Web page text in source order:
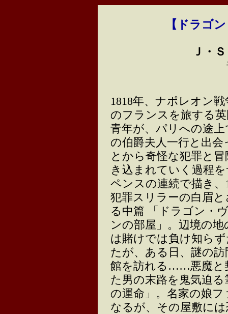
【ドラゴ
Ｊ・
1818年、ナポレオン戦
のフランスを旅する
青年が、パリへの途上
の伯爵夫人一行と出会
とから奇怪な犯罪と冒
き込まれていく過程
ペンスの連続で描き、
犯罪スリラーの白眉と
る中篇 「ドラゴン・
ンの部屋」。辺境の地
は賭けでは負け知ら
たが、ある日、謎の訪
館を訪れる……悪魔と
た男の末路を鬼気迫
の運命」。名家の娘
なるが、その屋敷に